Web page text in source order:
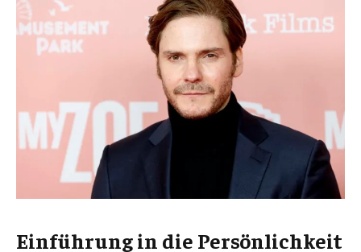
Einführung in die Persönlichkeit